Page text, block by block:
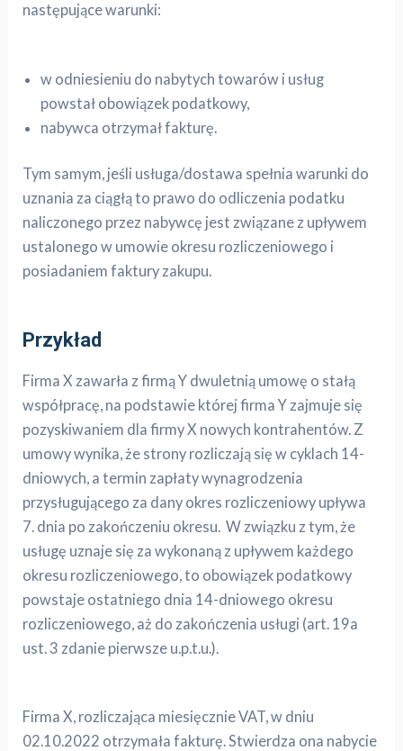
następujące warunki:
w odniesieniu do nabytych towarów i usług
powstał obowiązek podatkowy,
nabywca otrzymał fakturę.
Tym samym, jeśli usługa/dostawa spełnia warunki do
uznania za ciągłą to prawo do odliczenia podatku
naliczonego przez nabywcę jest związane z upływem
ustalonego w umowie okresu rozliczeniowego i
posiadaniem faktury zakupu.
Przykład
Firma X zawarła z firmą Y dwuletnią umowę o stałą
współpracę, na podstawie której firma Y zajmuje się
pozyskiwaniem dla firmy X nowych kontrahentów. Z
umowy wynika, że strony rozliczają się w cyklach 14-
dniowych, a termin zapłaty wynagrodzenia
przysługującego za dany okres rozliczeniowy upływa
7. dnia po zakończeniu okresu. W związku z tym, że
usługę uznaje się za wykonaną z upływem każdego
okresu rozliczeniowego, to obowiązek podatkowy
powstaje ostatniego dnia 14-dniowego okresu
rozliczeniowego, aż do zakończenia usługi (art. 19a
ust. 3 zdanie pierwsze u.p.t.u.).
Firma X, rozliczająca miesięcznie VAT, w dniu
02.10.2022 otrzymała fakturę. Stwierdza ona nabycie